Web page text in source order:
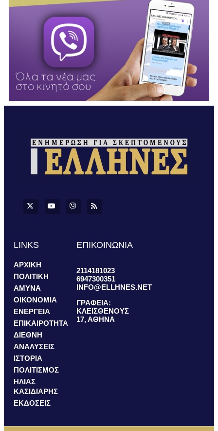
LINKS
ΑΡΧΙΚΗ
ΠΟΛΙΤΙΚΗ
ΑΜΥΝΑ
ΟΙΚΟΝΟΜΙΑ
ΕΝΕΡΓΕΙΑ
ΕΠΙΚΑΙΡΟΤΗΤΑ
ΔΙΕΘΝΗ
ΑΝΑΛΥΣΕΙΣ
ΙΣΤΟΡΙΑ
ΠΟΛΙΤΙΣΜΟΣ
ΗΛΙΑΣ
ΚΑΣΙΔΙΑΡΗΣ
ΕΚΔΟΣΕΙΣ
ΕΠΙΚΟΙΝΩΝΙΑ
2114181023
6947300351
INFO@ELLHNES.NET
ΓΡΑΦΕΙΑ:
ΚΛΕΙΣΘΕΝΟΥΣ
17, ΑΘΗΝΑ